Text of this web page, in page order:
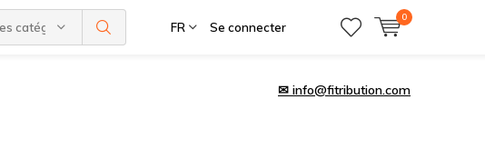
catégories FR Se connecter
0
✉ info@fitribution.com